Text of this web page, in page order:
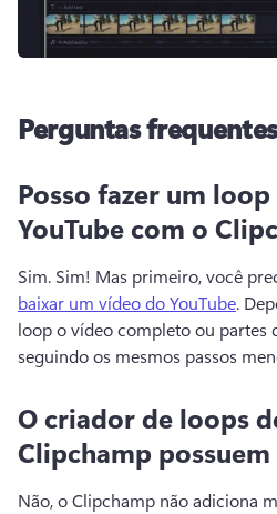
Perguntas frequentes
Posso fazer um
YouTube com o
Sim. Sim! Mas primeiro, você
baixar um vídeo do YouTube.
loop o vídeo completo ou partes
seguindo os mesmos passos
O criador de loops
Clipchamp
Não, o Clipchamp não adiciona